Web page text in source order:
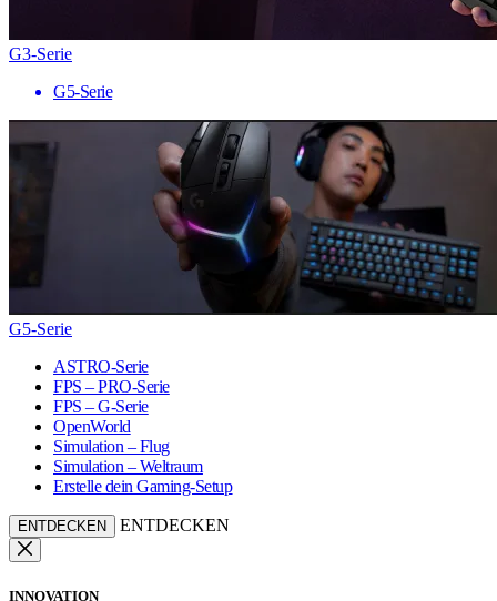
G3-Serie
G5-Serie
G5-Serie
ASTRO-Serie
FPS – PRO-Serie
FPS – G-Serie
OpenWorld
Simulation – Flug
Simulation – Weltraum
Erstelle dein Gaming-Setup
ENTDECKEN ENTDECKEN
INNOVATION